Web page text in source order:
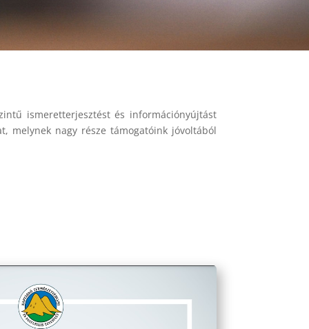
ismeretterjesztést és információnyújtást
melynek nagy része támogatóink jóvoltából